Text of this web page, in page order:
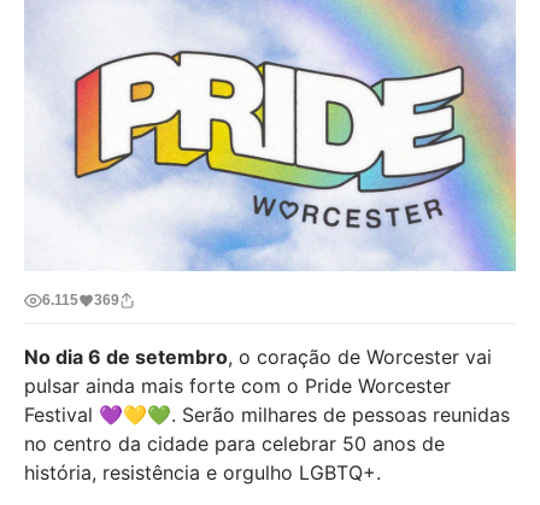
6.115 369
No dia 6 de setembro, o coração de Worcester vai
pulsar ainda mais forte com o Pride Worcester
Festival 💜💛💚. Serão milhares de pessoas reunidas
no centro da cidade para celebrar 50 anos de
história, resistência e orgulho LGBTQ+.